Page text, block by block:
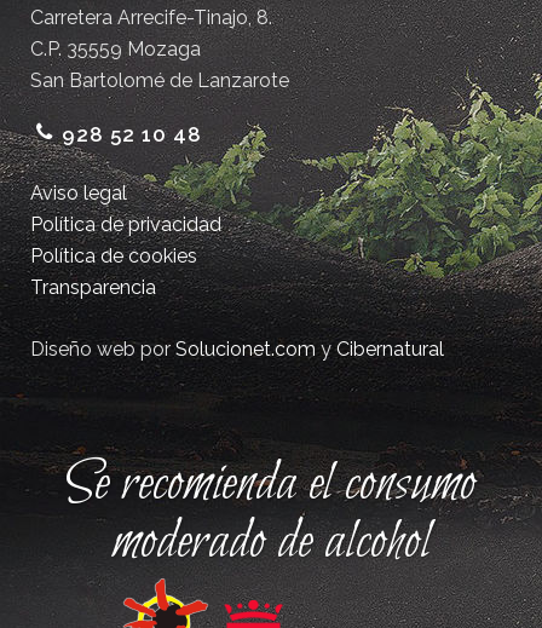
Carretera Arrecife-Tinajo, 8.
C.P. 35559 Mozaga
San Bartolomé de Lanzarote
928 52 10 48
Aviso legal
Política de privacidad
Política de cookies
Transparencia
Diseño web porSolucionet.comyCibernatural
Se recomienda el consumo
moderado de alcohol